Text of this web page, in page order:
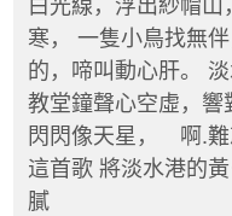
寒， 一隻小鳥找無
的，啼叫動心肝。
教堂鐘聲心空虛，響
閃閃像天星， 啊.
這首歌 將淡水港的
膩